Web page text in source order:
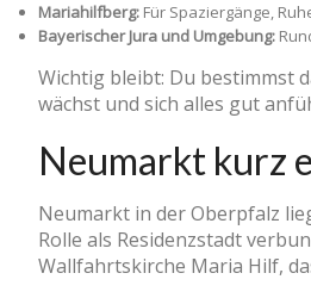
Mariahilfberg: Für Spaziergänge,
Bayerischer Jura und Umgebung:
Wichtig bleibt: Du bestimmst
wächst und sich alles gut
Neumarkt kurz
Neumarkt in der Oberpfalz
Rolle als Residenzstadt
Wallfahrtskirche Maria Hilf,